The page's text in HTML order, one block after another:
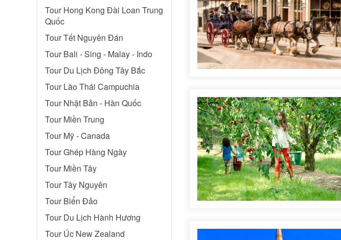
Tour Hong Kong Đài Loan Trung
Quốc
Tour Tết Nguyên Đán
Tour Bali - Sing - Malay - Indo
Tour Du Lịch Đông Tây Bắc
Tour Lào Thái Campuchia
Tour Nhật Bản - Hàn Quốc
Tour Miền Trung
Tour Mỹ - Canada
Tour Ghép Hàng Ngày
Tour Miền Tây
Tour Tây Nguyên
Tour Biển Đảo
Tour Du Lịch Hành Hương
Tour Úc New Zealand